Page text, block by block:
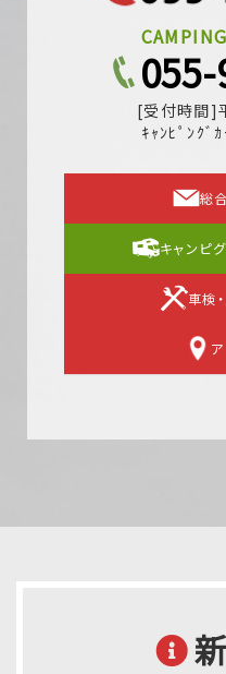
[受付時間]
ｷｬﾝﾋﾟﾝｸﾞ
総
キャンピ
車検